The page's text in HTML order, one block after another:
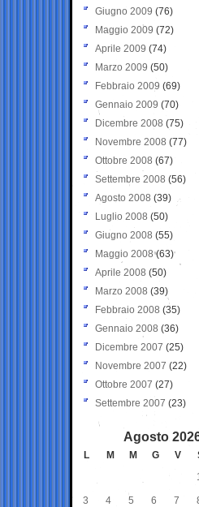
Giugno 2009 (76)
Maggio 2009 (72)
Aprile 2009 (74)
Marzo 2009 (50)
Febbraio 2009 (69)
Gennaio 2009 (70)
Dicembre 2008 (75)
Novembre 2008 (77)
Ottobre 2008 (67)
Settembre 2008 (56)
Agosto 2008 (39)
Luglio 2008 (50)
Giugno 2008 (55)
Maggio 2008(63)
Aprile 2008 (50)
Marzo 2008 (39)
Febbraio 2008 (35)
Gennaio 2008 (36)
Dicembre 2007 (25)
Novembre 2007 (22)
Ottobre 2007 (27)
Settembre 2007 (23)
Agosto
L M M G V
3 4 5 6 7